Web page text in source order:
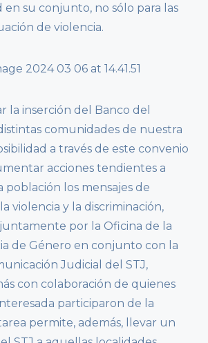
en su conjunto, no sólo para las
de violencia.
la inserción del Banco del
comunidades de nuestra
a través de este convenio
acciones tendientes a
población los mensajes de
violencia y la discriminación,
por la Oficina de la
de Género en conjunto con la
Judicial del STJ,
con colaboración de quienes
participaron de la
permite, además, llevar un